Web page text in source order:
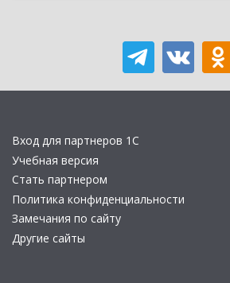
Вход для партнеров 1С
Учебная версия
Стать партнером
Политика конфиденциальности
Замечания по сайту
Другие сайты